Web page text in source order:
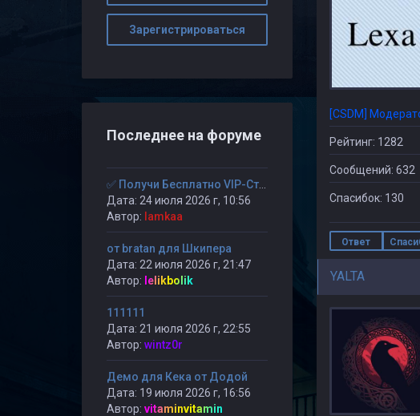
[CSDM]
Рейтинг: 1282
Сообщений: 632
Спасибок: 130
Ответ
YALTA
Зарегистрироваться
Последнее на форуме
Дата: 24 июля 2026 г, 10:56
Автор: lamkaa
от bratan для Шкипера
Дата: 22 июля 2026 г, 21:47
Автор: lelikbolik
111111
Дата: 21 июля 2026 г, 22:55
Автор: wintz0r
Демо для Кека от Додой
Дата: 19 июля 2026 г, 16:56
Автор: vitaminvitamin